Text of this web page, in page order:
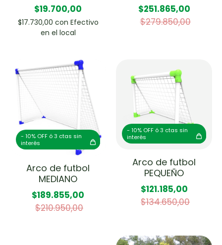
$19.700,00
$17.730,00 con Efectivo
en el local
$251.865,00
$279.850,00
- 10% OFF ó 3 ctas sin
interés
Arco de futbol
MEDIANO
$189.855,00
$210.950,00
- 10% OFF ó 3 ctas sin
interés
Arco de futbol
PEQUEÑO
$121.185,00
$134.650,00